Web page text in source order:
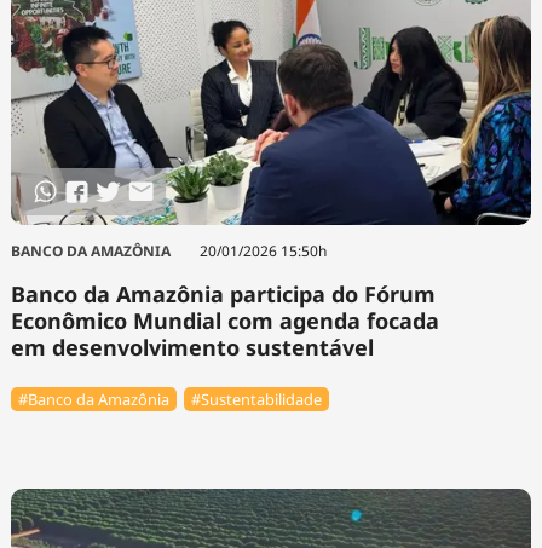
BANCO DA AMAZÔNIA 20/01/2026 15:50h
Banco da Amazônia participa do Fórum
Econômico Mundial com agenda focada
em desenvolvimento sustentável
#Banco da Amazônia #Sustentabilidade